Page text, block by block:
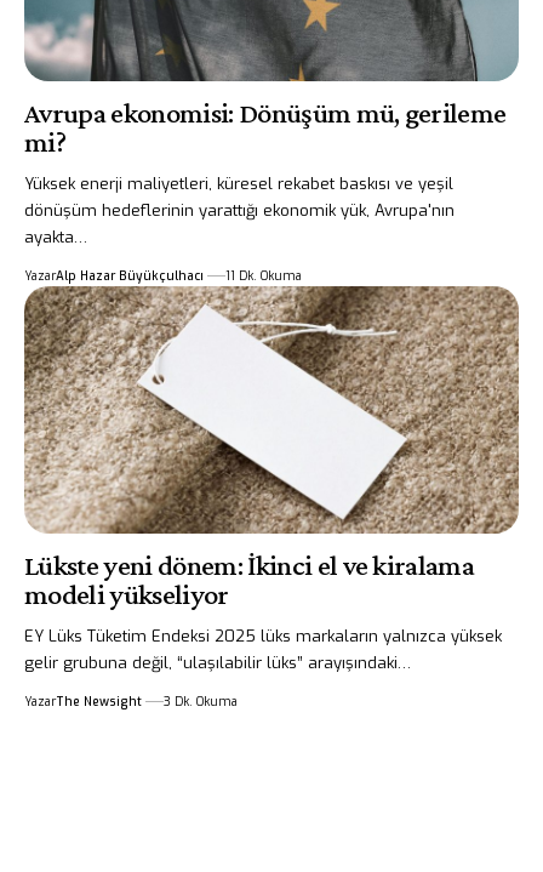
Avrupa ekonomisi: Dönüşüm mü, gerileme
mi?
Yüksek enerji maliyetleri, küresel rekabet baskısı ve yeşil
dönüşüm hedeflerinin yarattığı ekonomik yük, Avrupa'nın
ayakta…
YazarAlp Hazar Büyükçulhacı 11 Dk. Okuma
Lükste yeni dönem: İkinci el ve kiralama
modeli yükseliyor
EY Lüks Tüketim Endeksi 2025 lüks markaların yalnızca yüksek
gelir grubuna değil, “ulaşılabilir lüks” arayışındaki…
YazarThe Newsight 3 Dk. Okuma